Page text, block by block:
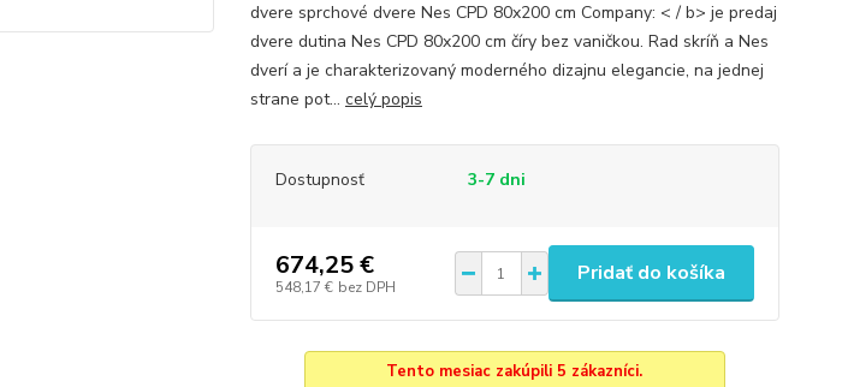
dvere sprchové dvere Nes CPD 80x200 cm Company: < / b> je predaj
dvere dutina Nes CPD 80x200 cm číry bez vaničkou. Rad skríň a Nes
dverí a je charakterizovaný moderného dizajnu elegancie, na jednej
strane pot... celý popis
Dostupnosť 3-7 dni
674,25 €
548,17 € bez DPH
Pridať do košíka
Tento mesiac zakúpili 5 zákazníci.